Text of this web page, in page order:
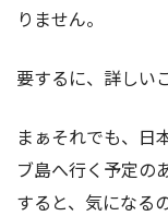
りません。
要するに、詳しい
まぁそれでも、日
ブ島へ行く予定の
すると、気になる